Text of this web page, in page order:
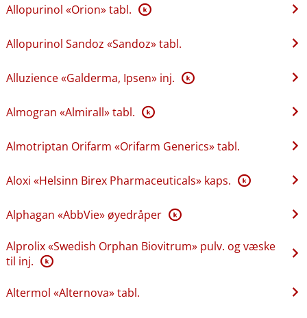
Allopurinol «Orion» tabl. K
Allopurinol Sandoz «Sandoz» tabl.
Alluzience «Galderma, Ipsen» inj. K
Almogran «Almirall» tabl. K
Almotriptan Orifarm «Orifarm Generics» tabl.
Aloxi «Helsinn Birex Pharmaceuticals» kaps. K
Alphagan «AbbVie» øyedråper K
Alprolix «Swedish Orphan Biovitrum» pulv. og væske
til inj. K
Altermol «Alternova» tabl.